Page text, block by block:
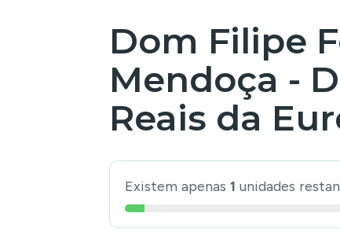
Dom Filipe
Mendoça -
Reais da
Existem apenas 1 unidades